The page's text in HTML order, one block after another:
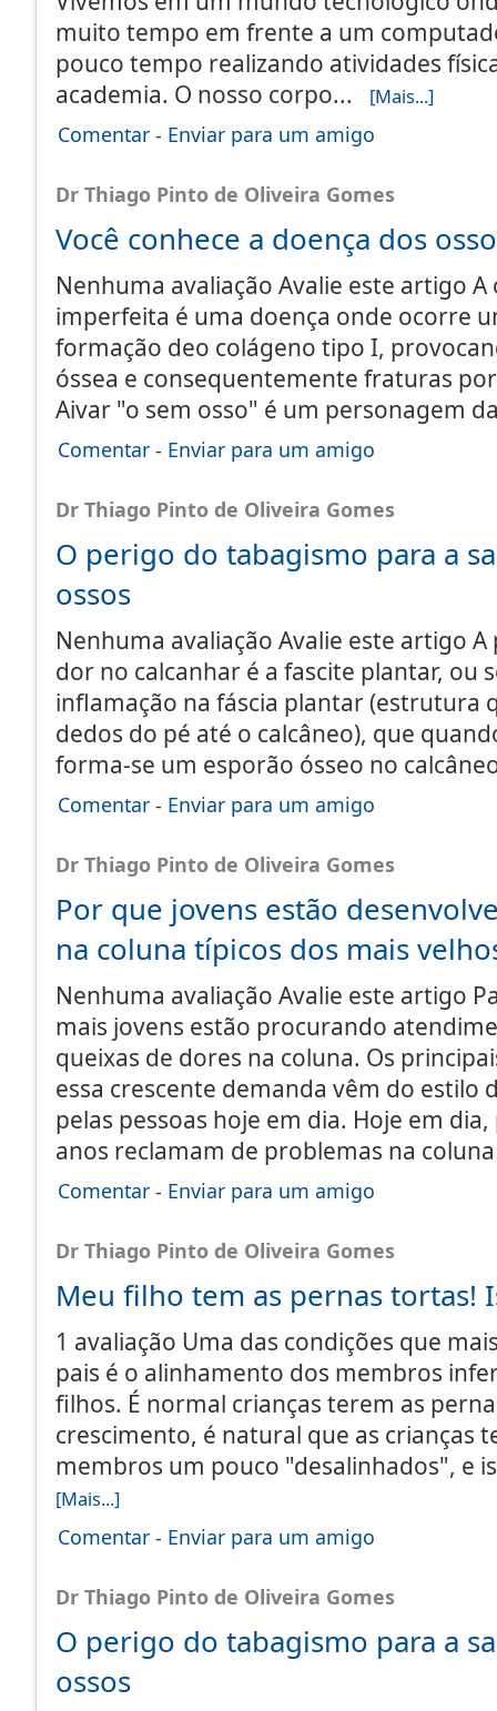
muito tempo em frente a um
pouco tempo realizando atividades
academia. O nosso corpo...
[Mais...]
Comentar - Enviar para um amigo
Dr Thiago Pinto de Oliveira Gomes
Você conhece a doença dos
Nenhuma avaliação Avalie este artigo
imperfeita é uma doença onde ocorre
formação deo colágeno tipo I,
óssea e consequentemente fraturas
Aivar "o sem osso" é um personagem
Comentar - Enviar para um amigo
Dr Thiago Pinto de Oliveira Gomes
O perigo do tabagismo para a
ossos
Nenhuma avaliação Avalie este artigo
dor no calcanhar é a fascite plantar, ou
inflamação na fáscia plantar (estrutura
dedos do pé até o calcâneo), que
forma-se um esporão ósseo no
Comentar - Enviar para um amigo
Dr Thiago Pinto de Oliveira Gomes
Por que jovens estão
na coluna típicos dos mais
Nenhuma avaliação Avalie este artigo
mais jovens estão procurando
queixas de dores na coluna. Os
essa crescente demanda vêm do estilo
pelas pessoas hoje em dia. Hoje em
anos reclamam de problemas na
Comentar - Enviar para um amigo
Dr Thiago Pinto de Oliveira Gomes
Meu filho tem as pernas tortas!
1 avaliação Uma das condições que
pais é o alinhamento dos membros
filhos. É normal crianças terem as
crescimento, é natural que as crianças
membros um pouco "desalinhados", e
[Mais...]
Comentar - Enviar para um amigo
Dr Thiago Pinto de Oliveira Gomes
O perigo do tabagismo para a
ossos